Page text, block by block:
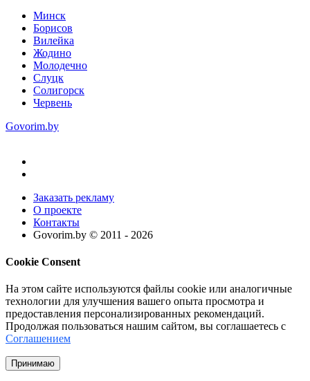
Минск
Борисов
Вилейка
Жодино
Молодечно
Слуцк
Солигорск
Червень
Govorim.by
Заказать рекламу
О проекте
Контакты
Govorim.by © 2011 - 2026
Cookie Consent
На этом сайте используются файлы cookie или аналогичные
технологии для улучшения вашего опыта просмотра и
предоставления персонализированных рекомендаций.
Продолжая пользоваться нашим сайтом, вы соглашаетесь с
Соглашением
Принимаю